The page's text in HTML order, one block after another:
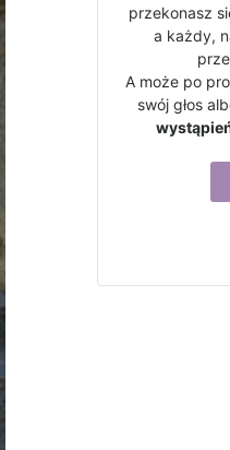
przekonasz
a każdy,
A może po
swój głos